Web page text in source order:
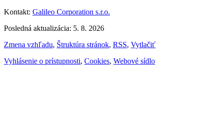
Kontakt: Galileo Corporation s.r.o.
Posledná aktualizácia: 5. 8. 2026
Zmena vzhľadu, Štruktúra stránok, RSS, Vytlačiť
Vyhlásenie o prístupnosti, Cookies, Webové sídlo